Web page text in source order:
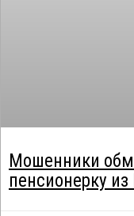
Мошенники
пенсионерку